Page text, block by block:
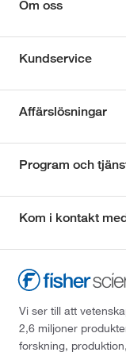
Om oss
Kundservice
Affärslösningar
Program och
Kom i kontakt
Vi ser till att
2,6 miljoner
forskning,